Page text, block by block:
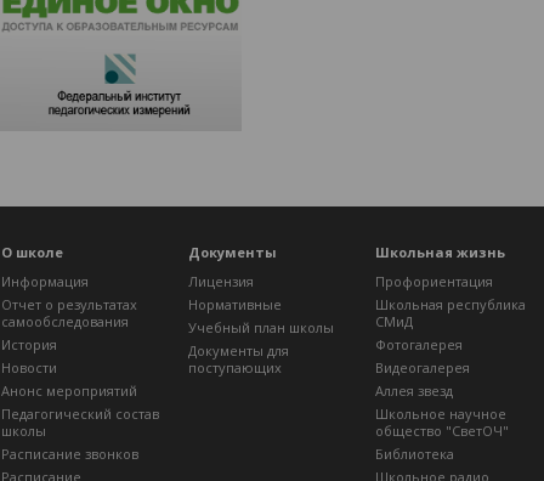
О школе
Информация
Отчет о результатах
самообследования
История
Новости
Анонс мероприятий
Педагогический состав
школы
Расписание звонков
Расписание
Документы
Лицензия
Нормативные
Учебный план школы
Документы для
поступающих
Школьная жизнь
Профориентация
Школьная республика
СМиД
Фотогалерея
Видеогалерея
Аллея звезд
Школьное научное
общество "СветОЧ"
Библиотека
Школьное радио